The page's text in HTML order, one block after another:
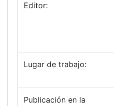
Editor:
Lugar de trabajo:
Publicación en la